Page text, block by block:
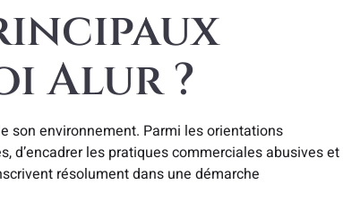
Alur ?
son environnement. Parmi les orientations
d’encadrer les pratiques commerciales abusives et
résolument dans une démarche